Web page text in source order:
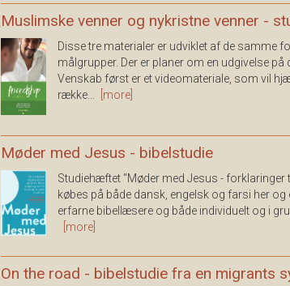
Muslimske venner og nykristne venner -
Disse tre materialer er udviklet af de samme
målgrupper. Der er planer om en udgivelse
Venskab først er et videomateriale, som vil
række...
[more]
Møder med Jesus - bibelstudie
Studiehæftet "Møder med Jesus - forklaringer
købes på både dansk, engelsk og farsi her og
erfarne bibellæsere og både individuelt og i
[more]
On the road - bibelstudie fra en migrants